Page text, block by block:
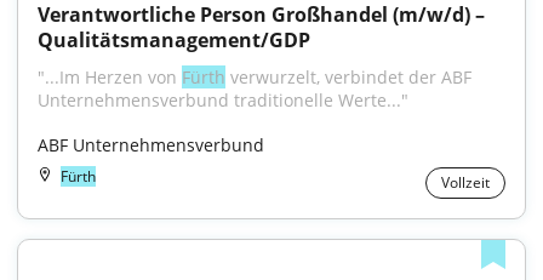
Verantwortliche Person Großhandel (m/w/d) –
Qualitätsmanagement/GDP
"...Im Herzen von Fürth verwurzelt, verbindet der ABF
Unternehmensverbund traditionelle Werte..."
ABF Unternehmensverbund
Fürth Vollzeit